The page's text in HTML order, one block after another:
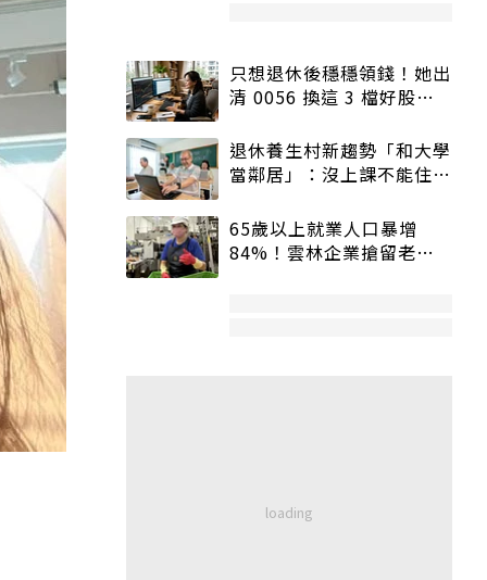
只想退休後穩穩領錢！她出
清 0056 換這 3 檔好股：
退休養生村新趨勢「和大學
當鄰居」：沒上課不能住、
65歲以上就業人口暴增
84%！雲林企業搶留老員